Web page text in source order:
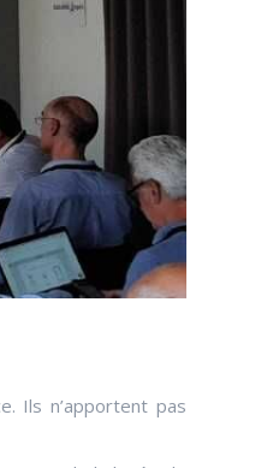
Ils n’apportent pas